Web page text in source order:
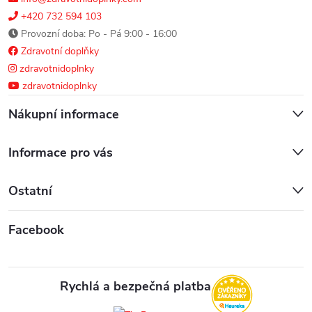
+420 732 594 103
Provozní doba: Po - Pá 9:00 - 16:00
Zdravotní doplňky
zdravotnidoplnky
zdravotnidoplnky
Nákupní informace
Informace pro vás
Ostatní
Facebook
Rychlá a bezpečná platba